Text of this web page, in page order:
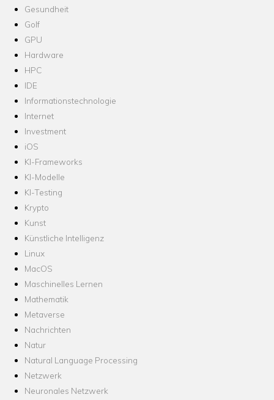
Gesundheit
Golf
GPU
Hardware
HPC
IDE
Informationstechnologie
Internet
Investment
iOS
KI-Frameworks
KI-Modelle
KI-Testing
Krypto
Kunst
Künstliche Intelligenz
Linux
MacOS
Maschinelles Lernen
Mathematik
Metaverse
Nachrichten
Natur
Natural Language Processing
Netzwerk
Neuronales Netzwerk